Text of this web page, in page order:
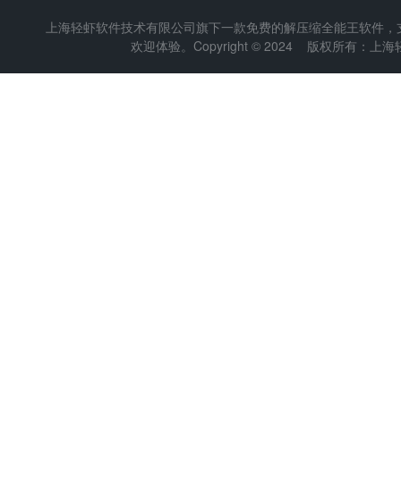
上海轻虾软件技术有限公司旗下一款免费的解压缩全能王软件
欢迎体验。Copyright © 2024 版权所有：上